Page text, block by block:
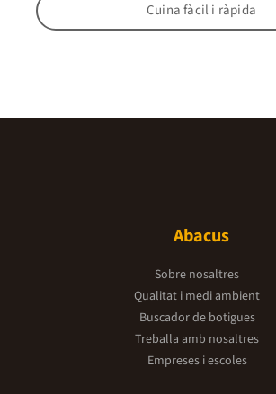
Cuina fàcil i ràpida
Abacus
Sobre nosaltres
Qualitat i medi ambient
Buscador de botigues
Treballa amb nosaltres
Empreses i escoles